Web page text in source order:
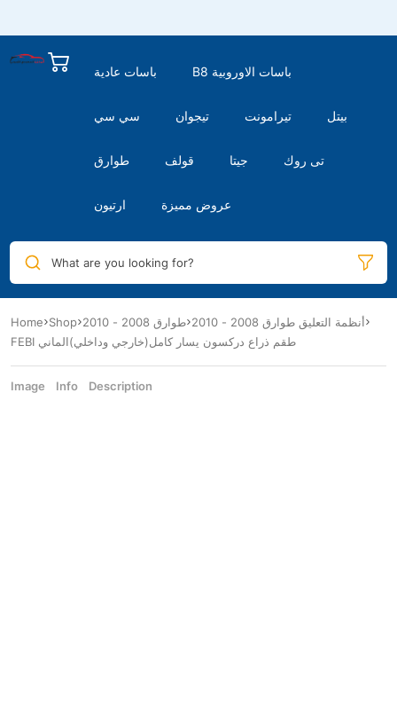
باسات عادية B8 باسات الاوروبية
سي سي تيجوان تيرامونت بيتل
طوارق قولف جيتا تى روك
ارتيون عروض مميزة
What are you looking for?
Home Shop طوارق 2008 - 2010
أنظمة التعليق طوارق 2008 - 2010
FEBI طقم ذراع دركسون يسار كامل(خارجي وداخلي)الماني
Image Info Description